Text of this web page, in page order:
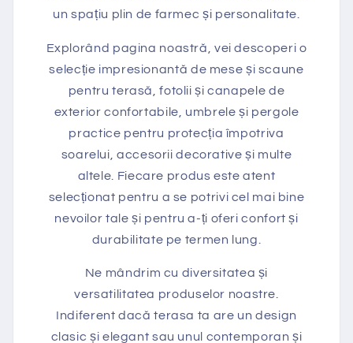
un spațiu plin de farmec și personalitate.
Explorând pagina noastră, vei descoperi o
selecție impresionantă de mese și scaune
pentru terasă, fotolii și canapele de
exterior confortabile, umbrele și pergole
practice pentru protecția împotriva
soarelui, accesorii decorative și multe
altele. Fiecare produs este atent
selecționat pentru a se potrivi cel mai bine
nevoilor tale și pentru a-ți oferi confort și
durabilitate pe termen lung.
Ne mândrim cu diversitatea și
versatilitatea produselor noastre.
Indiferent dacă terasa ta are un design
clasic și elegant sau unul contemporan și